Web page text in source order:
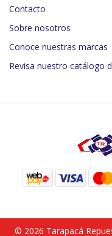
Contacto
Sobre nosotros
Conoce nuestras marcas
Revisa nuestro catálogo
© 2026 Tarapacá